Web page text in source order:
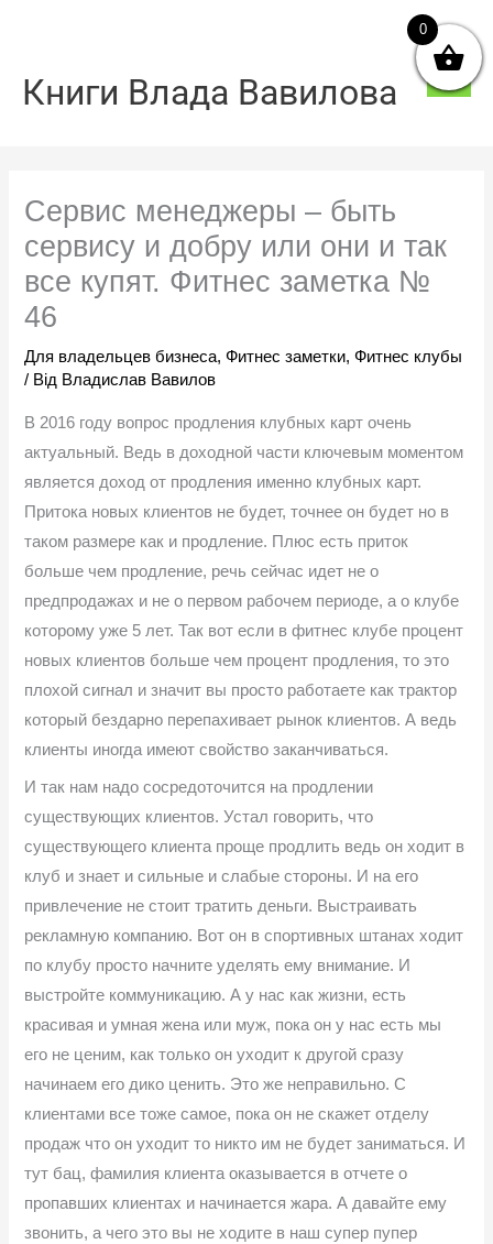
Книги Влада Вавилова
Сервис менеджеры – быть
сервису и добру или они и так
все купят. Фитнес заметка №
46
Для владельцев бизнеса,Фитнес заметки,Фитнес клубы
/ Від Владислав Вавилов
В 2016 году вопрос продления клубных карт очень
актуальный. Ведь в доходной части ключевым моментом
является доход от продления именно клубных карт.
Притока новых клиентов не будет, точнее он будет но в
таком размере как и продление. Плюс есть приток
больше чем продление, речь сейчас идет не о
предпродажах и не о первом рабочем периоде, а о клубе
которому уже 5 лет. Так вот если в фитнес клубе процент
новых клиентов больше чем процент продления, то это
плохой сигнал и значит вы просто работаете как трактор
который бездарно перепахивает рынок клиентов. А ведь
клиенты иногда имеют свойство заканчиваться.
И так нам надо сосредоточится на продлении
существующих клиентов. Устал говорить, что
существующего клиента проще продлить ведь он ходит в
клуб и знает и сильные и слабые стороны. И на его
привлечение не стоит тратить деньги. Выстраивать
рекламную компанию. Вот он в спортивных штанах ходит
по клубу просто начните уделять ему внимание. И
выстройте коммуникацию. А у нас как жизни, есть
красивая и умная жена или муж, пока он у нас есть мы
его не ценим, как только он уходит к другой сразу
начинаем его дико ценить. Это же неправильно. С
клиентами все тоже самое, пока он не скажет отделу
продаж что он уходит то никто им не будет заниматься. И
тут бац, фамилия клиента оказывается в отчете о
пропавших клиентах и начинается жара. А давайте ему
звонить, а чего это вы не ходите в наш супер пупер
0